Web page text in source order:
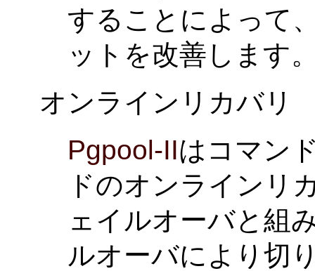
することによって
ットを改善します
オンラインリカバリ
Pgpool-IIはコマン
ドのオンラインリ
ェイルオーバと組
ルオーバにより切